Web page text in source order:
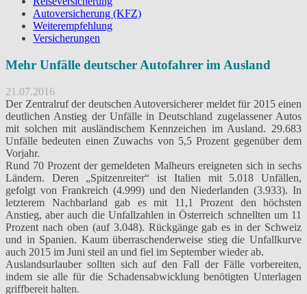
Autoversicherung (KFZ)
Weiterempfehlung
Versicherungen
Mehr Unfälle deutscher Autofahrer im Ausland
21.07.2016
Der Zentralruf der deutschen Autoversicherer meldet für 2015 einen
deutlichen Anstieg der Unfälle in Deutschland zugelassener Autos
mit solchen mit ausländischem Kennzeichen im Ausland. 29.683
Unfälle bedeuten einen Zuwachs von 5,5 Prozent gegenüber dem
Vorjahr.
Rund 70 Prozent der gemeldeten Malheurs ereigneten sich in sechs
Ländern. Deren „Spitzenreiter“ ist Italien mit 5.018 Unfällen,
gefolgt von Frankreich (4.999) und den Niederlanden (3.933). In
letzterem Nachbarland gab es mit 11,1 Prozent den höchsten
Anstieg, aber auch die Unfallzahlen in Österreich schnellten um 11
Prozent nach oben (auf 3.048). Rückgänge gab es in der Schweiz
und in Spanien. Kaum überraschenderweise stieg die Unfallkurve
auch 2015 im Juni steil an und fiel im September wieder ab.
Auslandsurlauber sollten sich auf den Fall der Fälle vorbereiten,
indem sie alle für die Schadensabwicklung benötigten Unterlagen
griffbereit halten.